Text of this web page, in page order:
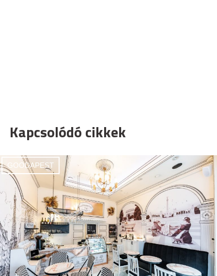
Kapcsolódó cikkek
GOODAPEST